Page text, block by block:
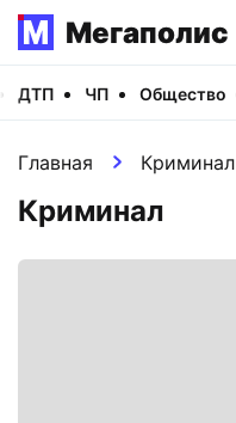
Мегаполис
ДТП ЧП Общество
Главная Криминал
Криминал